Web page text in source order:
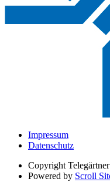
Impressum
Datenschutz
Copyright
Powered by Scroll